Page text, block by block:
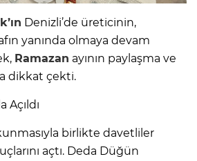
Denizli’de üreticinin,
yanında olmaya devam
Ramazan ayının paylaşma ve
dikkat çekti.
Açıldı
birlikte davetliler
açtı. Deda Düğün